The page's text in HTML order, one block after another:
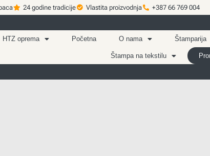
24 godine tradicije Vlastita proizvodnja +387 66 769 004
HTZ oprema Početna O nama Štamparija
Štampa na tekstilu